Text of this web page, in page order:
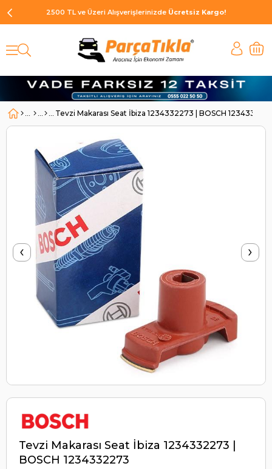
2500 TL ve Üzeri Alışverişlerinizde Ücretsiz Kargo!
Tevzi Makarası Seat İbiza 1234332273 | BOSCH
‹ ›
Tevzi Makarası Seat İbiza 1234332273 |
BOSCH 1234332273